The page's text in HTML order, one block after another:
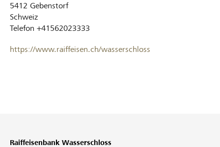
5412 Gebenstorf
Schweiz
Telefon +41562023333
https://www.raiffeisen.ch/wasserschloss
Raiffeisenbank Wasserschloss